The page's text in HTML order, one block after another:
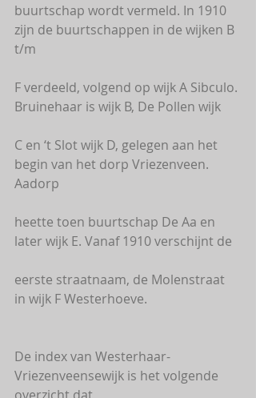
buurtschap wordt vermeld. In 1910
zijn de buurtschappen in de wijken B
t/m
F verdeeld, volgend op wijk A Sibculo.
Bruinehaar is wijk B, De Pollen wijk
C en ‘t Slot wijk D, gelegen aan het
begin van het dorp Vriezenveen.
Aadorp
heette toen buurtschap De Aa en
later wijk E. Vanaf 1910 verschijnt de
eerste straatnaam, de Molenstraat
in wijk F Westerhoeve.
De index van Westerhaar-
Vriezenveensewijk is het volgende